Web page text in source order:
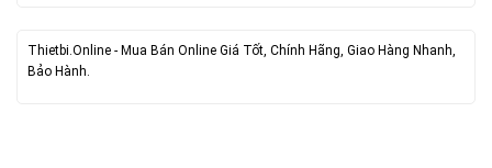
Thietbi.Online - Mua Bán Online Giá Tốt, Chính Hãng, Giao Hàng Nhanh,
Bảo Hành.